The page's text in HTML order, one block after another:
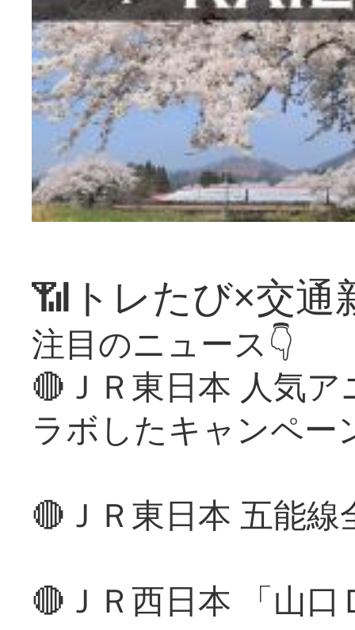
📶トレたび×交通
注目のニュース👇
🔴ＪＲ東日本 人気
ラボしたキャンペー
🔴ＪＲ東日本 五能
🔴ＪＲ西日本 「山